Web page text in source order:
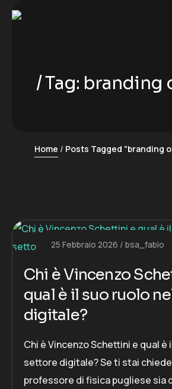
Tag: branding
Home Posts Tagged "branding
25 Febbraio 2026 bsa_fabio
Chi è Vincenzo
qual è il suo ruolo
digitale?
Chi è Vincenzo Schettini e qual è
settore digitale? Se ti stai
professore di fisica pugliese sia